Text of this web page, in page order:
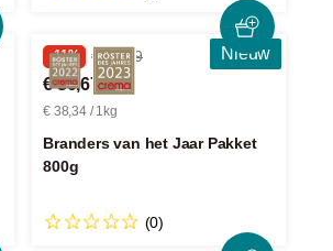
Nieuw
-11% € 34,59
€ 30,67
€ 38,34 / 1kg
Branders van het Jaar Pakket
800g
(0)